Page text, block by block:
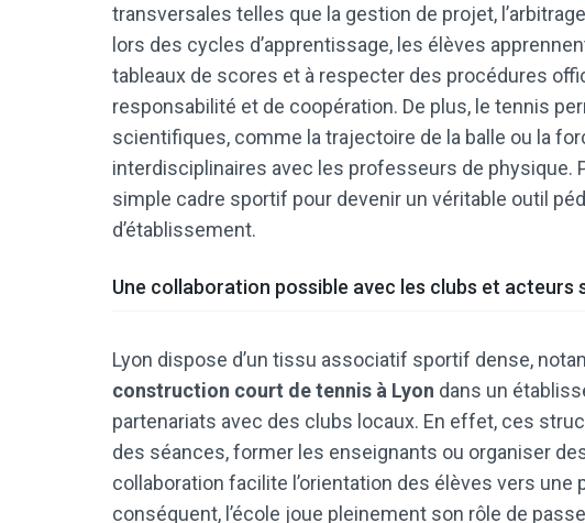
transversales telles que la gestion de projet,
lors des cycles d’apprentissage, les élèves
tableaux de scores et à respecter des procédures
responsabilité et de coopération. De plus, le tennis
scientifiques, comme la trajectoire de la balle ou la
interdisciplinaires avec les professeurs de physique.
simple cadre sportif pour devenir un véritable outil
d’établissement.
Une collaboration possible avec les clubs et acteurs
Lyon dispose d’un tissu associatif sportif dense,
construction court de tennis à Lyon dans un
partenariats avec des clubs locaux. En effet, ces
des séances, former les enseignants ou organiser
collaboration facilite l’orientation des élèves vers une
conséquent, l’école joue pleinement son rôle de